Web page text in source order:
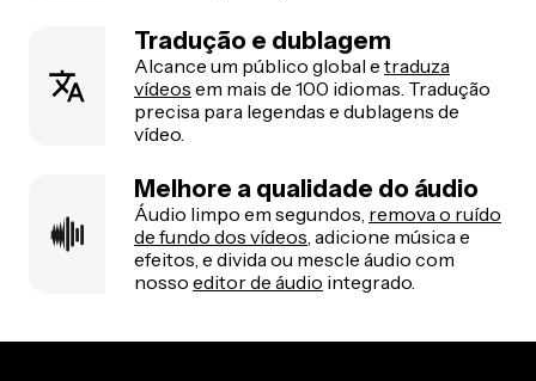
Tradução e dublagem
Alcance um público global e traduza
vídeos em mais de 100 idiomas. Tradução
precisa para legendas e dublagens de
vídeo.
Melhore a qualidade do áudio
Áudio limpo em segundos, remova o ruído
de fundo dos vídeos, adicione música e
efeitos, e divida ou mescle áudio com
nosso editor de áudio integrado.